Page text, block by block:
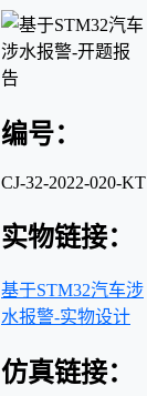
编号：
CJ-32-2022-020-KT
实物链接：
基于STM32汽车涉
水报警-实物设计
仿真链接：